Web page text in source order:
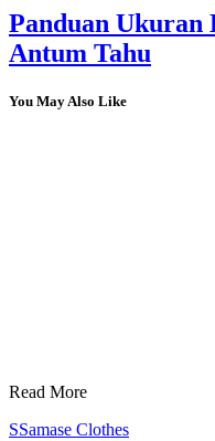
Panduan
Antum Tahu
You May Also Like
Read More
SSamase Clothes